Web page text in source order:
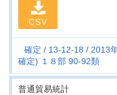
CSV
確定 13-12-18
2013
確定) １８部 90-92類
普通貿易統計